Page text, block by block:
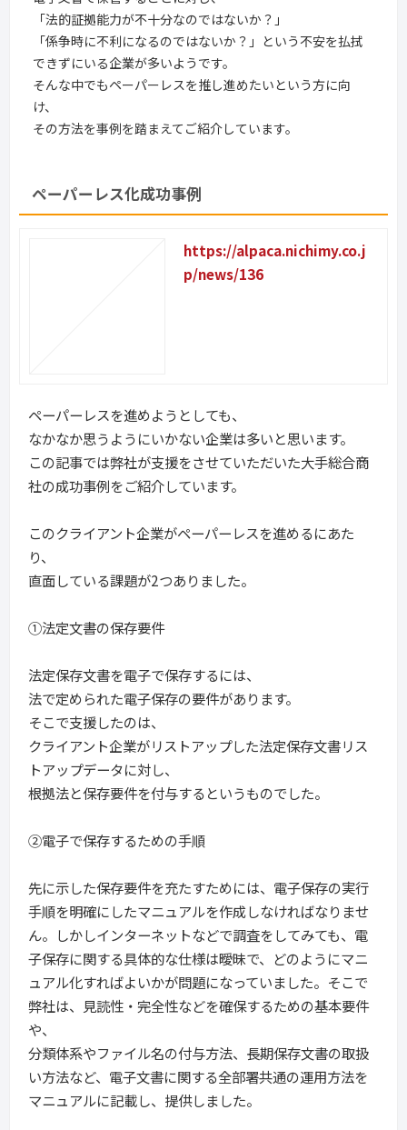
「法的証拠能力が不十分なのではないか？」
「係争時に不利になるのではないか？」という不安を払拭
できずにいる企業が多いようです。
そんな中でもペーパーレスを推し進めたいという方に向
け、
その方法を事例を踏まえてご紹介しています。
ペーパーレス化成功事例
https://alpaca.nichimy.co.j
p/news/136
ペーパーレスを進めようとしても、
なかなか思うようにいかない企業は多いと思います。
この記事では弊社が支援をさせていただいた大手総合商
社の成功事例をご紹介しています。
このクライアント企業がペーパーレスを進めるにあた
り、
直面している課題が2つありました。
①法定文書の保存要件
法定保存文書を電子で保存するには、
法で定められた電子保存の要件があります。
そこで支援したのは、
クライアント企業がリストアップした法定保存文書リス
トアップデータに対し、
根拠法と保存要件を付与するというものでした。
②電子で保存するための手順
先に示した保存要件を充たすためには、電子保存の実行
手順を明確にしたマニュアルを作成しなければなりませ
ん。しかしインターネットなどで調査をしてみても、電
子保存に関する具体的な仕様は曖昧で、どのようにマニ
ュアル化すればよいかが問題になっていました。そこで
弊社は、見読性・完全性などを確保するための基本要件
や、
分類体系やファイル名の付与方法、長期保存文書の取扱
い方法など、電子文書に関する全部署共通の運用方法を
マニュアルに記載し、提供しました。